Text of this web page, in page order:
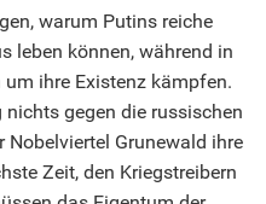
warum Putins reiche
leben können, während in
ihre Existenz kämpfen.
gegen die russischen
Nobelviertel Grunewald ihre
Zeit, den Kriegstreibern